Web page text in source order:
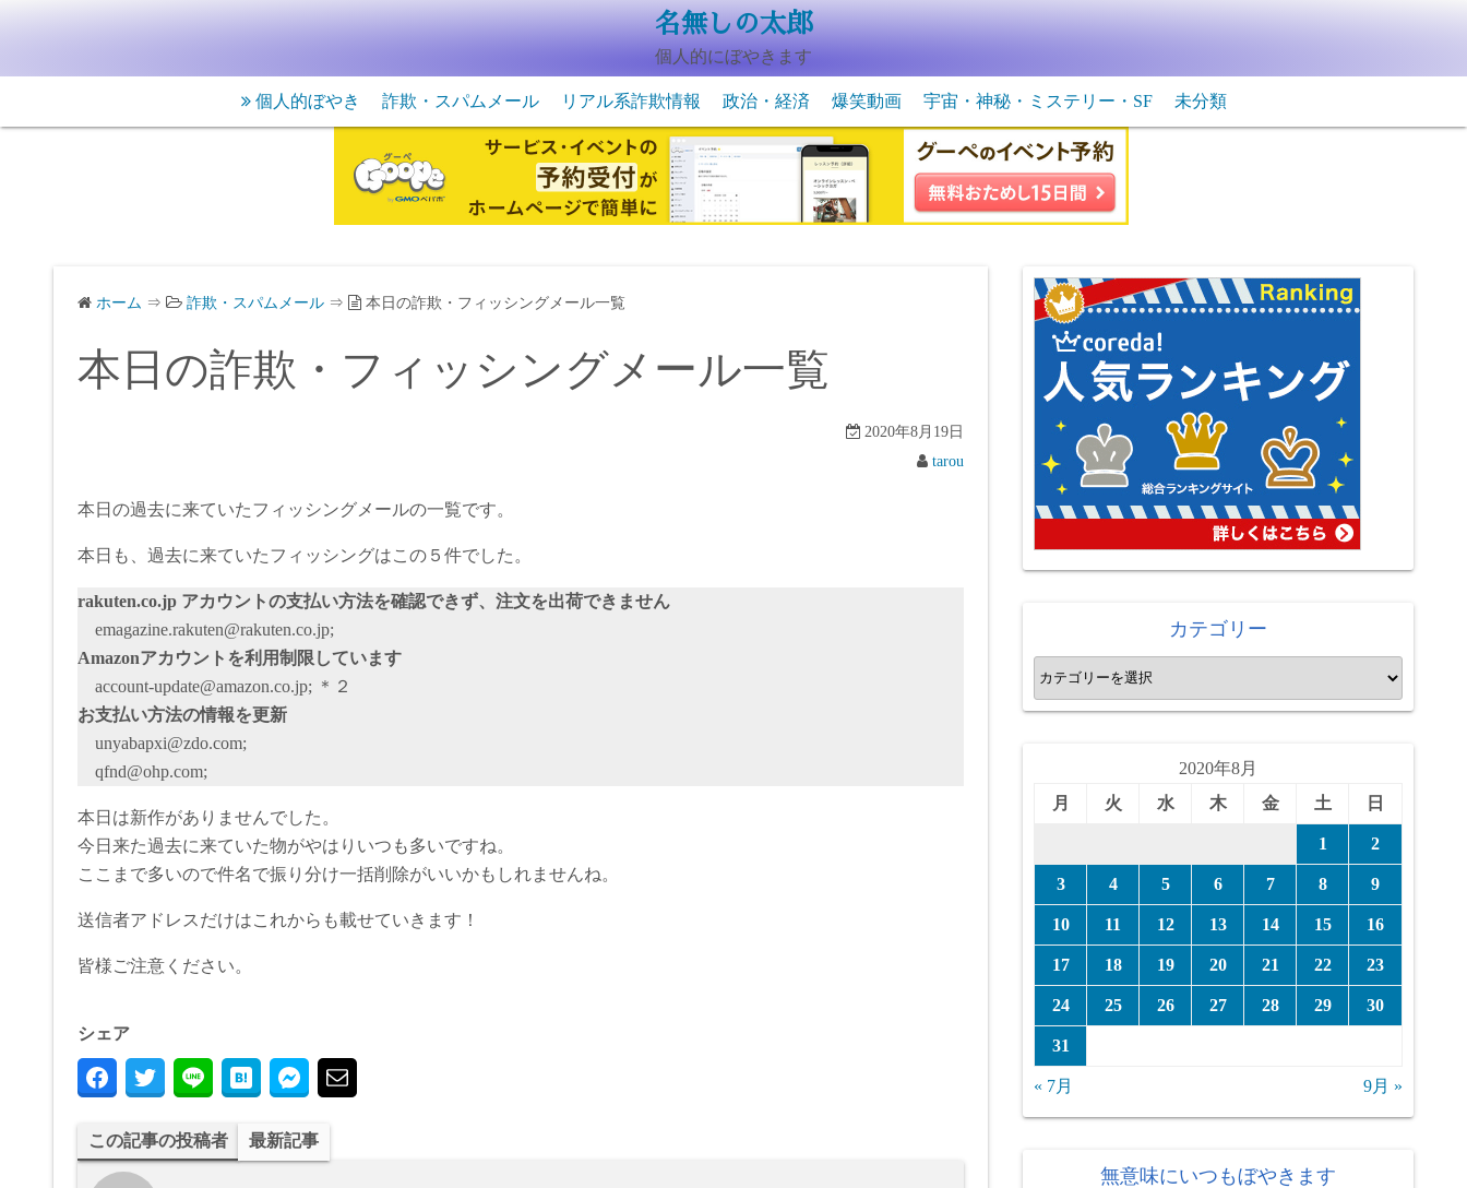
名無しの太郎
個人的にぼやきます
個人的ぼやき 詐欺・スパムメール リアル系詐欺情報 政治・経済 爆笑動画
動物系の爆笑動画
宇宙・神秘・ミステリー・SF
未確認生物・飛行物体
宇宙・ＳＦ
未分類
ホーム ⇒ 詐欺・スパムメール ⇒ 本日の詐欺・フィッシングメール一覧
本日の詐欺・フィッシングメール一覧
2020年8月19日
tarou
本日の過去に来ていたフィッシングメールの一覧です。
本日も、過去に来ていたフィッシングはこの５件でした。
rakuten.co.jp アカウントの支払い方法を確認できず、注文を出荷できません
emagazine.rakuten@rakuten.co.jp;
Amazonアカウントを利用制限しています
account-update@amazon.co.jp; ＊２
お支払い方法の情報を更新
unyabapxi@zdo.com;
qfnd@ohp.com;
本日は新作がありませんでした。
今日来た過去に来ていた物がやはりいつも多いですね。
ここまで多いので件名で振り分け一括削除がいいかもしれませんね。
送信者アドレスだけはこれからも載せていきます！
皆様ご注意ください。
シェア
この記事の投稿者 最新記事
カテゴリー
カ
テ
2020年8月
月
火 水 木 金 土 日
1 2
3 4 5 6 7 8 9
10 11 12 13 14 15 16
17 18 19 20 21 22 23
24 25 26 27 28 29 30
31
« 7月 9月 »
無意味にいつもぼやきます